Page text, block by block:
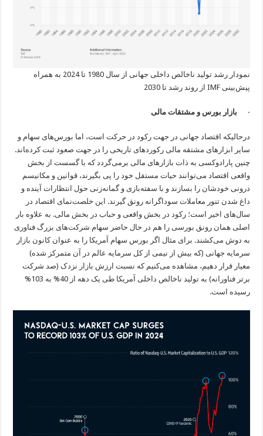
نمودار رشد تولید ناخالص داخلی جهانی از سال 1980 تا 2024 به همراه
پیش‌بینی IMF از روند رشد تا 2030
· بازار بورس و مشتقات مالی
درحالیکه اقتصاد جهانی در جهت رکود در حرکت است، اما بورس‌های سهام و
سایر ابزارهای مشتقه مالی رکوردهای تاریخی را در جهت صعود ثبت کرده‌‍اند.
چنین پارادوکسی به ذات بازارهای مالی برمی‌گردد که با گسست از بخش
واقعی اقتصاد می‌توانند حیات مستقل خود را پی بگیرند، قوانین و مکانیسم
درونی خودشان را بسازند و با سفته‌بازی و گمانه‌زنی حول انتظارات آینده و
داغ شدن تنور معاملات سوداگرانه رونق گیرند. این خلصت‌نمای اقتصاد در
سال‌های اخیر است؛ رکود در بخش واقعی و حباب در بخش مالی. به علاوه بار
اصلی همان رونق بورسی را هم در حال حاضر سهام شرکت‌های بزرگ فناوری
به دوش می‌کشند. برای مثال اگر بورس سهام آمریکا را به عنوان کانون بازار
سرمایه جهانی (که بیش از نیمی از کل سرمایه عالم در آن متمرکز شده)
معیار قرار دهیم، مشاهده می‌کنیم که نسبت ارزش بازار نزدک (صد شرکت‌
برتر فناورانه) به تولید ناخالص داخلی آمریکا طی یک دهه از 40% به 103%
رسیده است.